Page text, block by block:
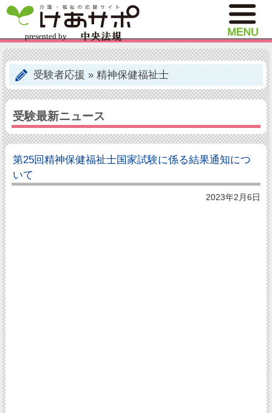
受験者応援»精神保健福祉士
受験最新ニュース
第25回精神保健福祉士国家試験に係る結果通知につ
いて
2023年2月6日